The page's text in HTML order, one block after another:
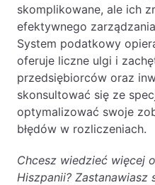
skomplikowane, ale ich
efektywnego
System podatkowy
oferuje liczne ulgi i
przedsiębiorców oraz
skonsultować się ze
optymalizować swoje
błędów w rozliczeniach.
Chcesz wiedzieć więcej
Hiszpanii?